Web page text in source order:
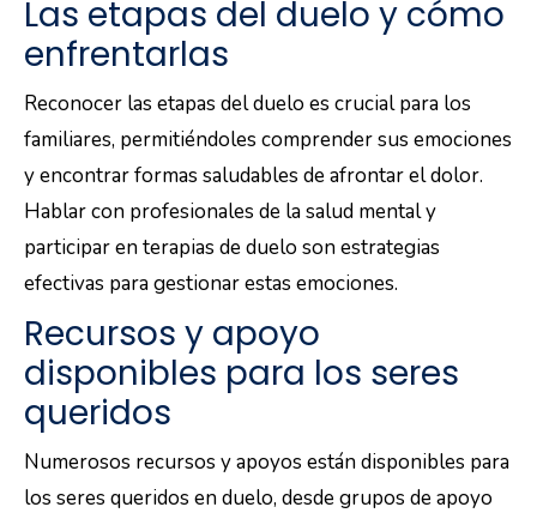
Las etapas del duelo y cómo
enfrentarlas
Reconocer las etapas del duelo es crucial para los
familiares, permitiéndoles comprender sus emociones
y encontrar formas saludables de afrontar el dolor.
Hablar con profesionales de la salud mental y
participar en terapias de duelo son estrategias
efectivas para gestionar estas emociones.
Recursos y apoyo
disponibles para los seres
queridos
Numerosos recursos y apoyos están disponibles para
los seres queridos en duelo, desde grupos de apoyo